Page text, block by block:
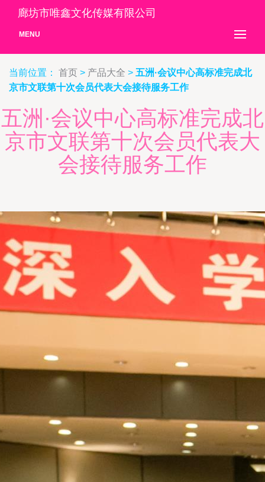
廊坊市唯鑫文化传媒有限公司
MENU
当前位置： 首页 > 产品大全 > 五洲·会议中心高标准完成北
京市文联第十次会员代表大会接待服务工作
五洲·会议中心高标准完成北
京市文联第十次会员代表大
会接待服务工作